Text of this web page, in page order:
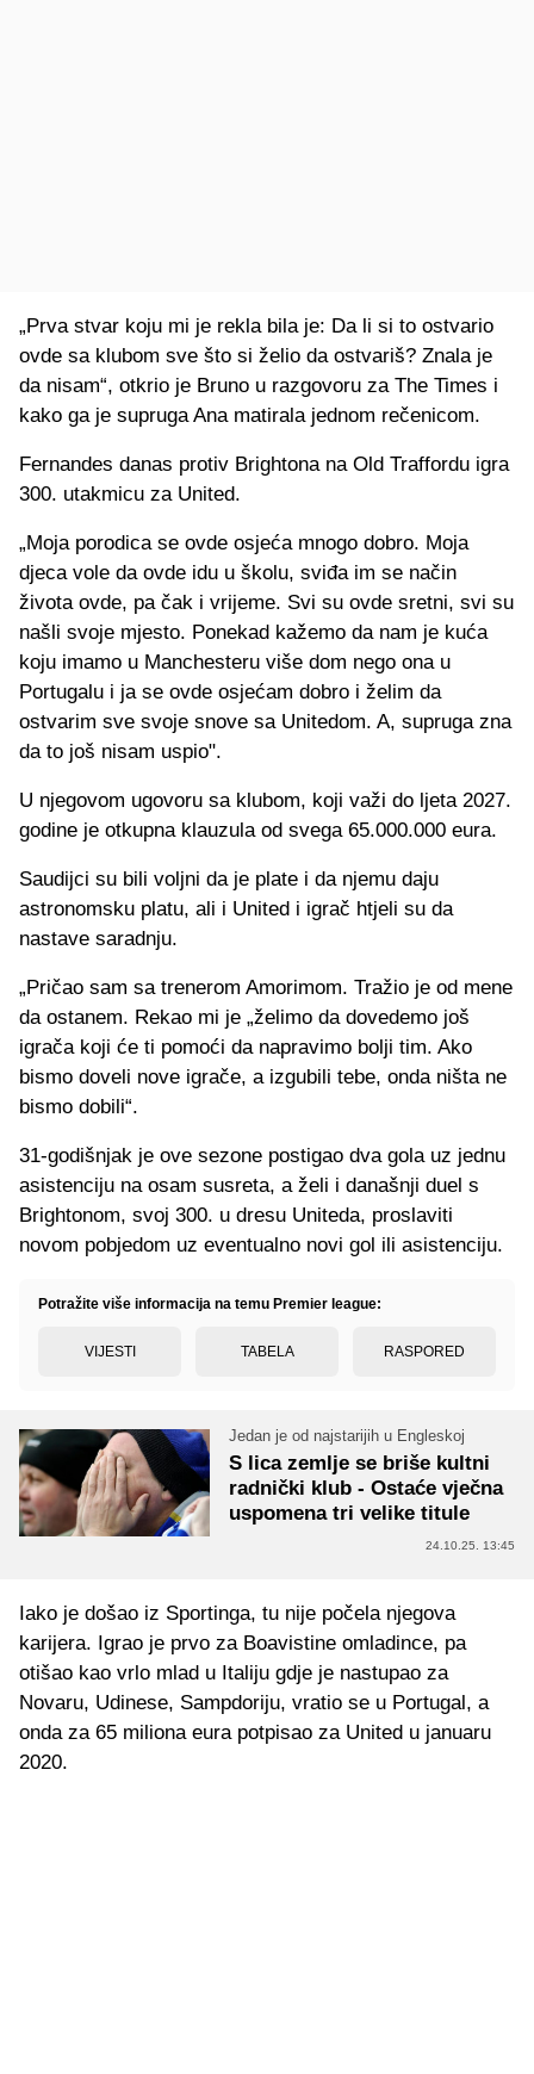
„Prva stvar koju mi je rekla bila je: Da li si to ostvario
ovde sa klubom sve što si želio da ostvariš? Znala je
da nisam“, otkrio je Bruno u razgovoru za The Times i
kako ga je supruga Ana matirala jednom rečenicom.
Fernandes danas protiv Brightona na Old Traffordu igra
300. utakmicu za United.
„Moja porodica se ovde osjeća mnogo dobro. Moja
djeca vole da ovde idu u školu, sviđa im se način
života ovde, pa čak i vrijeme. Svi su ovde sretni, svi su
našli svoje mjesto. Ponekad kažemo da nam je kuća
koju imamo u Manchesteru više dom nego ona u
Portugalu i ja se ovde osjećam dobro i želim da
ostvarim sve svoje snove sa Unitedom. A, supruga zna
da to još nisam uspio".
U njegovom ugovoru sa klubom, koji važi do ljeta 2027.
godine je otkupna klauzula od svega 65.000.000 eura.
Saudijci su bili voljni da je plate i da njemu daju
astronomsku platu, ali i United i igrač htjeli su da
nastave saradnju.
„Pričao sam sa trenerom Amorimom. Tražio je od mene
da ostanem. Rekao mi je „želimo da dovedemo još
igrača koji će ti pomoći da napravimo bolji tim. Ako
bismo doveli nove igrače, a izgubili tebe, onda ništa ne
bismo dobili“.
31-godišnjak je ove sezone postigao dva gola uz jednu
asistenciju na osam susreta, a želi i današnji duel s
Brightonom, svoj 300. u dresu Uniteda, proslaviti
novom pobjedom uz eventualno novi gol ili asistenciju.
Potražite više informacija na temu Premier league:
VIJESTI TABELA RASPORED
Jedan je od najstarijih u Engleskoj
S lica zemlje se briše kultni
radnički klub - Ostaće vječna
uspomena tri velike titule
24.10.25. 13:45
Iako je došao iz Sportinga, tu nije počela njegova
karijera. Igrao je prvo za Boavistine omladince, pa
otišao kao vrlo mlad u Italiju gdje je nastupao za
Novaru, Udinese, Sampdoriju, vratio se u Portugal, a
onda za 65 miliona eura potpisao za United u januaru
2020.